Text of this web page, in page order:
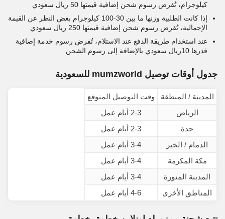
كيلوجرام، تُفرض رسوم شحن إضافية قيمتها 50 ريال سعودي
إذا كانت الطلبية وزنها ما بين 30-100 كيلوجرام بغض النظر عن القيمة
الإجمالية، تُفرض رسوم شحن إضافية قيمتها 250 ريال سعودي
عند استخدام طريقة الدفع عند الاستلام، تُفرض رسوم خدمة إضافية
قدرها 10ريال سعودي بالإضافة إلى رسوم الشحن
جدول أوقات توصيل mumzworld للسعودية
المدينة / المنطقة
وقت التوصيل المتوقع
الرياض
2-3 أيام عمل
جدة
2-3 أيام عمل
الدمام / الخبر
3-4 أيام عمل
مكة المكرمة
3-4 أيام عمل
المدينة المنورة
3-4 أيام عمل
المناطق الأخرى
4-6 أيام عمل